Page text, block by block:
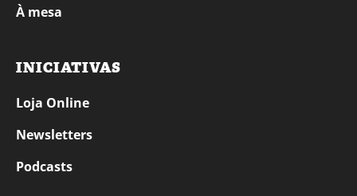
À mesa
INICIATIVAS
Loja Online
Newsletters
Podcasts